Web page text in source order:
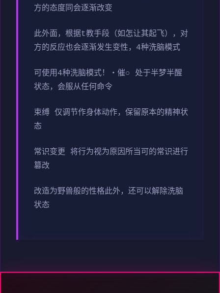
方的态度同会逐渐改变
此外面，根据t教手段（如怎让其起飞），对
方的反应也会逐渐发生变性，4种洗脑模式
可使用4种洗脑模式！・催○ 处于半梦半醒
状态，会服从任何命令
束缚 仅调节作身体动作，保留原本的精神状
态
常识变更 将行为视为原因所当可的常识进行
篡改
改造为野兽般的性格此外，还可以解除洗脑
状态